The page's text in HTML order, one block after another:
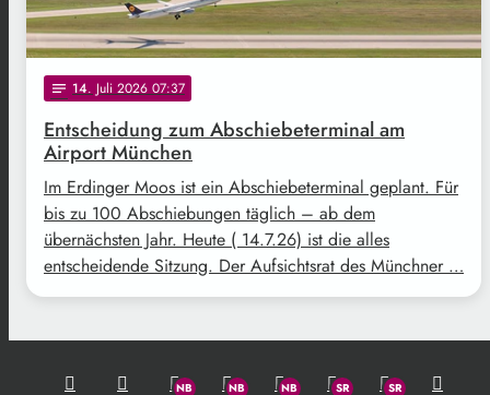
notes 14. Juli 2026 07:37
Entscheidung zum Abschiebeterminal am
Airport München
Im Erdinger Moos ist ein Abschiebeterminal geplant. Für
bis zu 100 Abschiebungen täglich – ab dem
übernächsten Jahr. Heute ( 14.7.26) ist die alles
entscheidende Sitzung. Der Aufsichtsrat des Münchner …